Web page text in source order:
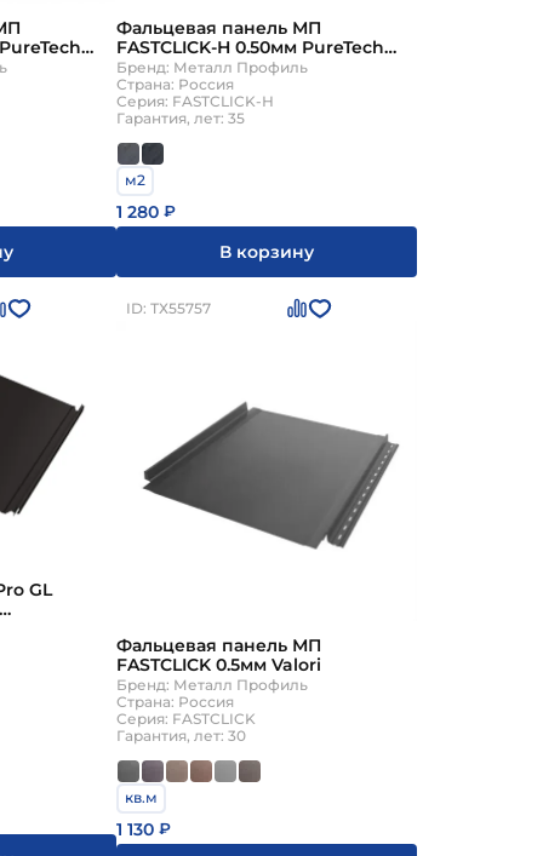
Фальцевая панель МП
FASTCLICK-Н 0.50мм PureTech
Mat {длины по спецификации}
Бренд: Металл Профиль
Страна: Россия
Серия: FASTCLICK-Н
Гарантия, лет: 35
м2
1 280 ₽
В корзину
GL
на
ID: ТХ55757
Фальцевая панель МП
FASTCLICK 0.5мм Valori
Бренд: Металл Профиль
Страна: Россия
Серия: FASTCLICK
Гарантия, лет: 30
кв.м
1 130 ₽